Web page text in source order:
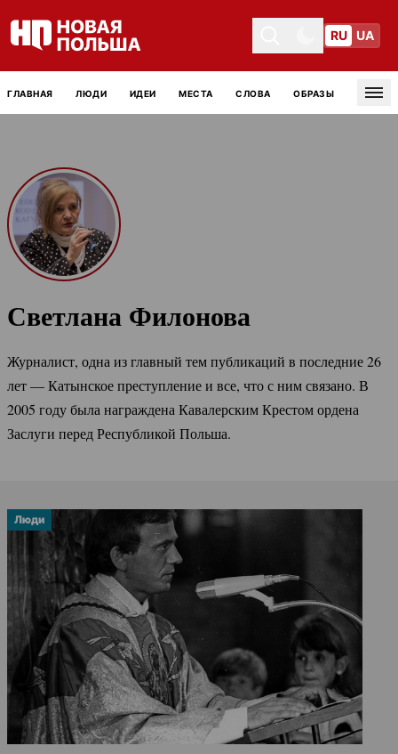
Toggle themeToggle theme
RU UA
ГЛАВНАЯ ЛЮДИ ИДЕИ МЕСТА СЛОВА ОБРАЗЫ
Светлана Филонова
Журналист, одна из главный тем публикаций в последние 26
лет — Катынское преступление и все, что с ним связано. В
2005 году была награждена Кавалерским Крестом ордена
Заслуги перед Республикой Польша.
Люди